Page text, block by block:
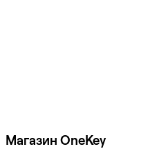
Магазин OneKey